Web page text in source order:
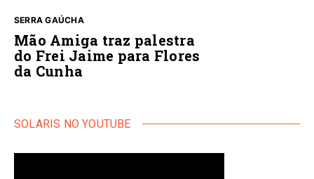
SERRA GAÚCHA
Mão Amiga traz palestra
do Frei Jaime para Flores
da Cunha
SOLARIS NO YOUTUBE